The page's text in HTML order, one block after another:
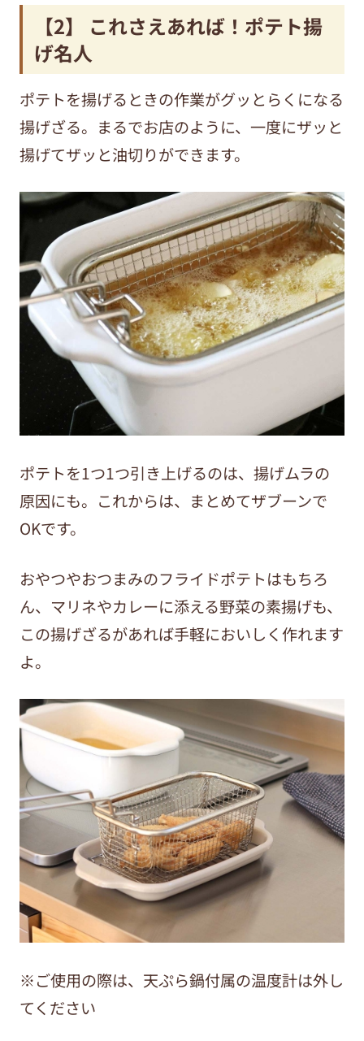
【2】 これさえあれば！ポテト揚
げ名人
ポテトを揚げるときの作業がグッとらくになる
揚げざる。まるでお店のように、一度にザッと
揚げてザッと油切りができます。
ポテトを1つ1つ引き上げるのは、揚げムラの
原因にも。これからは、まとめてザブーンで
OKです。
おやつやおつまみのフライドポテトはもちろ
ん、マリネやカレーに添える野菜の素揚げも、
この揚げざるがあれば手軽においしく作れます
よ。
※ご使用の際は、天ぷら鍋付属の温度計は外し
てください